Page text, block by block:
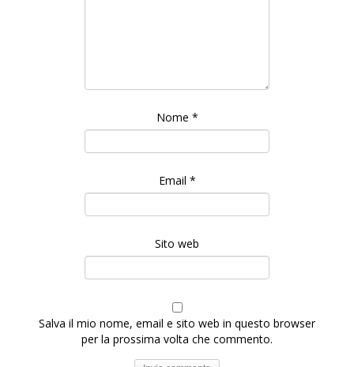
Nome *
Email *
Sito web
Salva il mio nome, email e sito web in questo browser
per la prossima volta che commento.